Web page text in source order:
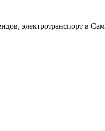
электротранспорт в